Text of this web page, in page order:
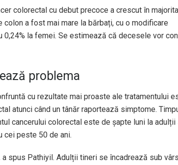
colorectal cu debut precoce a crescut în
a fost mai mare la bărbați, cu o modificare
0,24% la femei. Se estimează că decesele vor
problema
cu rezultate mai proaste ale tratamentului
atunci când un tânăr raportează simptome.
cancerului colorectal este de șapte luni la adulții
cei peste 50 de ani.
spus Pathiyil. Adulții tineri se încadrează sub